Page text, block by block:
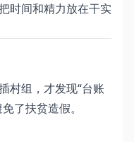
时间和精力放在干实
村组，才发现“台账
了扶贫造假。